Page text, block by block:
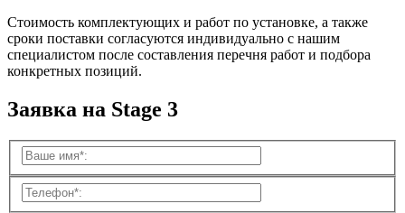
Стоимость комплектующих и работ по установке, а также
сроки поставки согласуются индивидуально с нашим
специалистом после составления перечня работ и подбора
конкретных позиций.
Заявка на Stage 3